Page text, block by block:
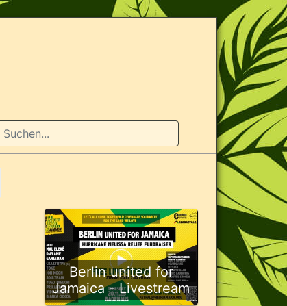
Berlin united for
Jamaica - Livestream